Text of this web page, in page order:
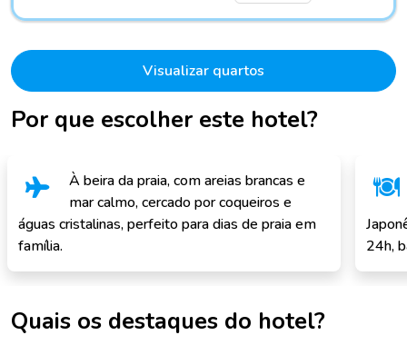
Por que escolher este hotel?
À beira da praia, com areias brancas e
mar calmo, cercado por coqueiros e
águas cristalinas, perfeito para dias de praia em
família.
24h,
Visualizar quartos
Quais os destaques do hotel?